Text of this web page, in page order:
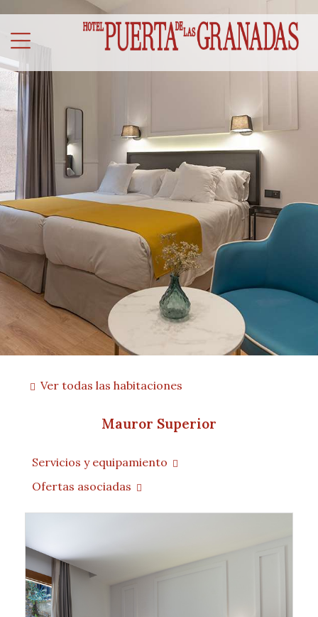
Ver todas las habitaciones
Mauror Superior
Servicios y equipamiento
Ofertas asociadas